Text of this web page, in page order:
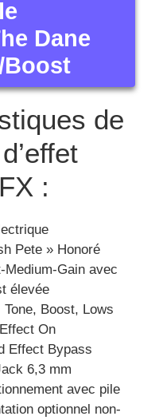
Dane
Boost
de
:
Pete » Honoré
Gain avec
élevée
Boost, Lows
On
Effect Bypass
6,3 mm
avec pile
optionnel non-